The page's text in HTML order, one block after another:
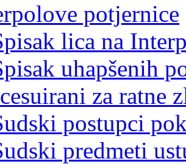
potjernice
lica na
uhapšenih
za ratne
postupci
predmeti